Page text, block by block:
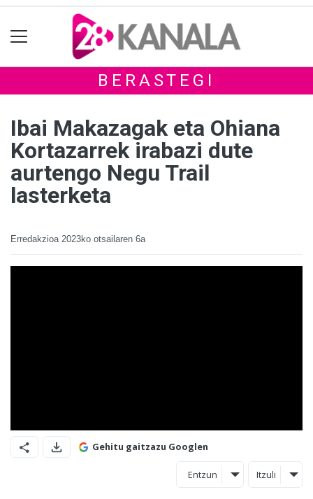
BERASTEGI
Ibai Makazagak eta Ohiana
Kortazarrek irabazi dute
aurtengo Negu Trail
lasterketa
Erredakzioa 2023ko otsailaren 6a
Gehitu gaitzazu Googlen
Entzun Itzuli